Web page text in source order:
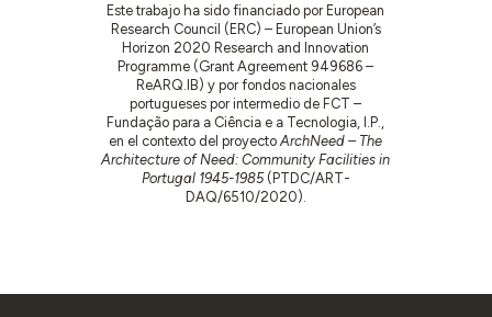
Este trabajo ha sido financiado por European
Research Council (ERC) – European Union’s
Horizon 2020 Research and Innovation
Programme (Grant Agreement 949686 –
ReARQ.IB) y por fondos nacionales
portugueses por intermedio de FCT –
Fundação para a Ciência e a Tecnologia, I.P.,
en el contexto del proyectoArchNeed – The
Architecture of Need: Community Facilities in
Portugal 1945-1985(PTDC/ART-
DAQ/6510/2020).